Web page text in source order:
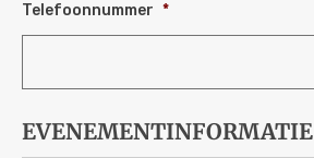
Telefoonnummer *
EVENEMENTINFORMATIE